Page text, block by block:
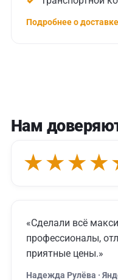
Подробнее о
Нам
«Сделали всё
профессионалы,
приятные цены.»
Надежда Рулёва ·